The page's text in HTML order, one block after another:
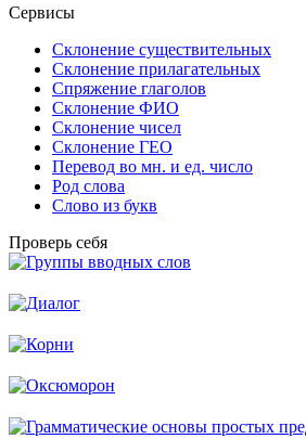
Сервисы
Склонение существительных
Склонение прилагательных
Спряжение глаголов
Склонение ФИО
Склонение чисел
Склонение ГЕО
Перевод во мн. и ед. число
Род слова
Слово из букв
Проверь себя